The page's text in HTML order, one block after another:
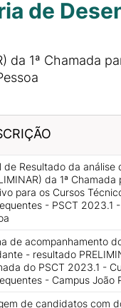
de
da 1ª Chamada
de Resultado da análise
da 1ª
para os Cursos
- PSCT 2023.1
de acompanhamento
- resultado
do PSCT 2023.1 -
- Campus João
de candidatos com